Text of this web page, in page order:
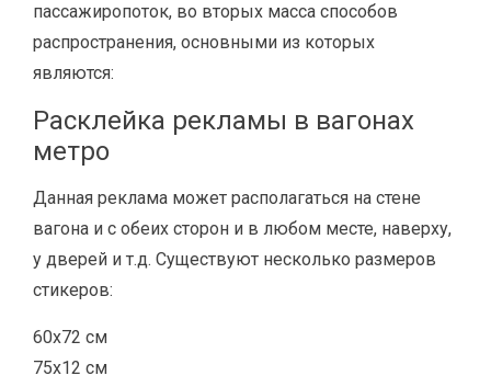
пассажиропоток, во вторых масса способов
распространения, основными из которых
являются:
Расклейка рекламы в вагонах
метро
Данная реклама может располагаться на стене
вагона и с обеих сторон и в любом месте, наверху,
у дверей и т.д. Существуют несколько размеров
стикеров:
60х72 см
75х12 см